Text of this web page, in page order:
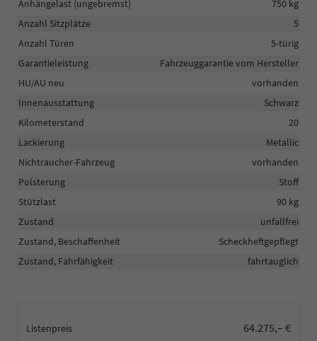
Listenpreis 64.275,– €
Anhängelast (ungebremst)
750 kg
Anzahl Sitzplätze
5
Anzahl Türen
5-türig
Garantieleistung
Fahrzeuggarantie vom Hersteller
HU/AU neu
vorhanden
Innenausstattung
Schwarz
Kilometerstand
20
Lackierung
Metallic
Nichtraucher-Fahrzeug
vorhanden
Polsterung
Stoff
Stützlast
90 kg
Zustand
unfallfrei
Zustand, Beschaffenheit
Scheckheftgepflegt
Zustand, Fahrfähigkeit
fahrtauglich